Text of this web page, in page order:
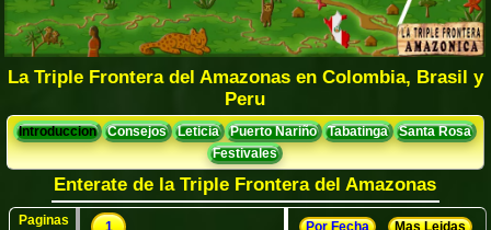
La Triple Frontera del Amazonas en Colombia, Brasil y
Peru
Introduccion Consejos Leticia Puerto Nariño Tabatinga
Santa Rosa
Festivales
Enterate de la Triple Frontera del Amazonas
Paginas 1 Por Fecha Mas Leidas